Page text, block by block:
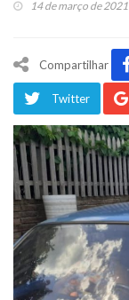
14 de março de 2021
Compartilhar
Twitter